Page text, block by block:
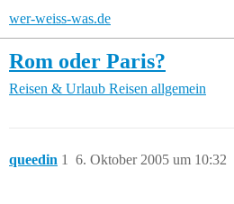
wer-weiss-was.de
Rom oder Paris?
Reisen & Urlaub Reisen allgemein
queedin 6. Oktober 2005 um 10:32
1